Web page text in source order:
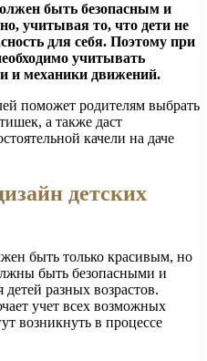
быть безопасным и
учитывая то, что дети не
для себя. Поэтому при
учитывать
и механики движений.
поможет родителям выбрать
а также даст
качели на даче
детских
быть только красивым, но
быть безопасными и
разных возрастов.
учет всех возможных
возникнуть в процессе